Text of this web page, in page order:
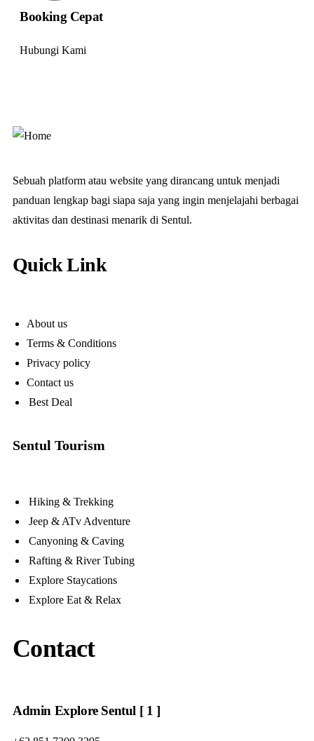
Booking Cepat
Hubungi Kami
Sebuah platform atau website yang dirancang untuk menjadi
panduan lengkap bagi siapa saja yang ingin menjelajahi berbagai
aktivitas dan destinasi menarik di Sentul.
Quick Link
About us
Terms & Conditions
Privacy policy
Contact us
Best Deal
Sentul Tourism
Hiking & Trekking
Jeep & ATv Adventure
Canyoning & Caving
Rafting & River Tubing
Explore Staycations
Explore Eat & Relax
Contact
Admin Explore Sentul [ 1 ]